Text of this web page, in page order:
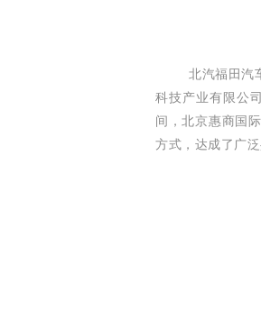
北汽福田汽
科技产业有限公
间，北京惠商国
方式，达成了广